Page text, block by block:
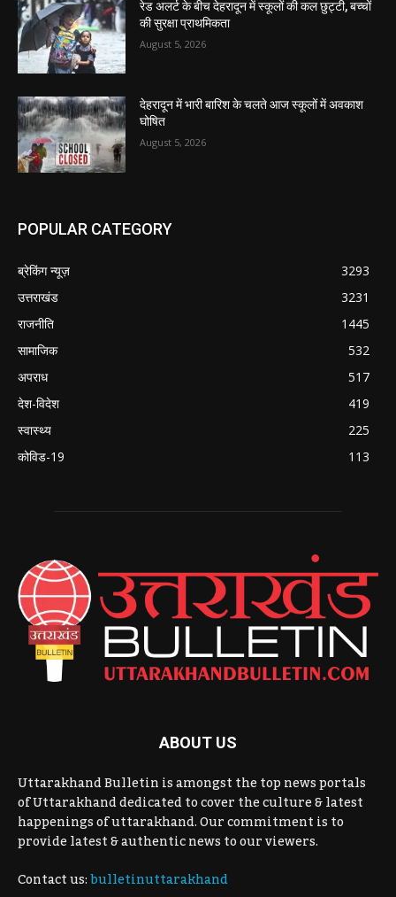
रेड अलर्ट के बीच देहरादून में स्कूलों की कल छुट्टी, बच्चों
की सुरक्षा प्राथमिकता
August 5, 2026
देहरादून में भारी बारिश के चलते आज स्कूलों में अवकाश
घोषित
August 5, 2026
POPULAR CATEGORY
ब्रेकिंग न्यूज़
3293
उत्तराखंड
3231
राजनीति
1445
सामाजिक
532
अपराध
517
देश-विदेश
419
स्वास्थ्य
225
कोविड-19
113
ABOUT US
Uttarakhand Bulletin is amongst the top news portals
of Uttarakhand dedicated to cover the culture & latest
happenings of uttarakhand. Our commitment is to
provide latest & authentic news to our viewers.
Contact us:bulletinuttarakhand